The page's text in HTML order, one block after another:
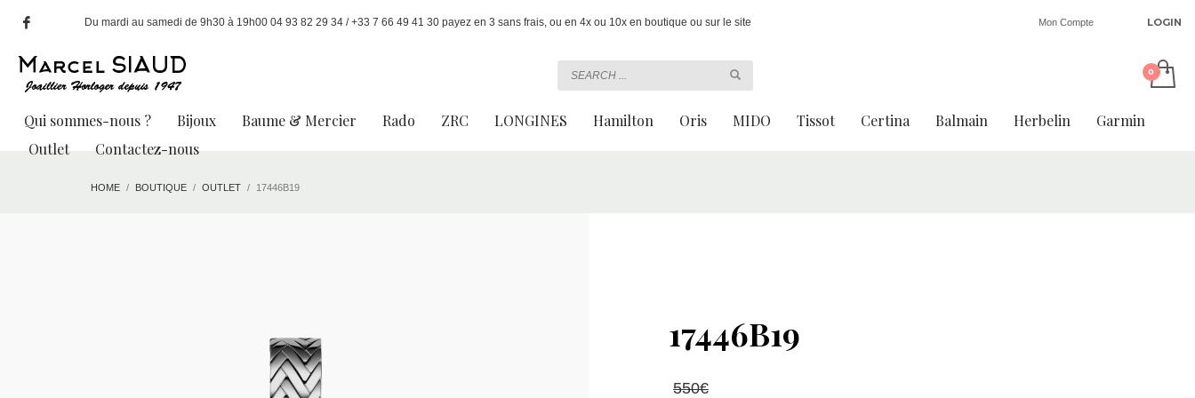
Du mardi au samedi de 9h30 à 19h00 04 93 82 29 34 / +33 7 66 49 41 30 payez en 3 sans frais, ou en 4x ou 10x en boutique ou sur le site Mon Compte LOGIN
Qui sommes-nous ? Bijoux Baume & Mercier Rado ZRC LONGINES Hamilton Oris MIDO Tissot Certina Balmain Herbelin
Garmin
Outlet
Contactez-nous
HOME BOUTIQUE OUTLET 17446B19
17446B19
550€